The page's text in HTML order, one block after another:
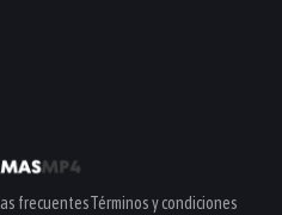
frecuentesTérminos y condiciones